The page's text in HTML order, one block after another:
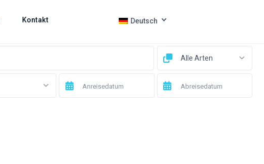
Kontakt Deutsch
Alle Arten